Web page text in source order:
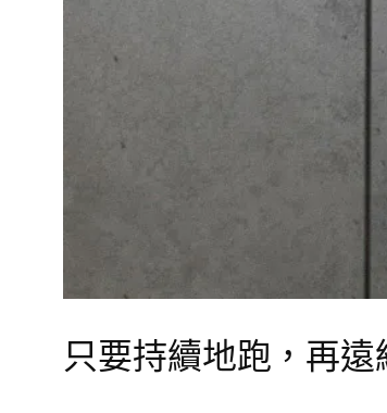
只要持續地跑，再